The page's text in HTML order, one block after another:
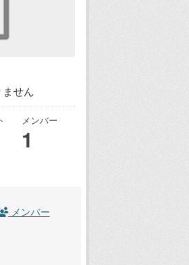
せん
メンバー
1
メンバー